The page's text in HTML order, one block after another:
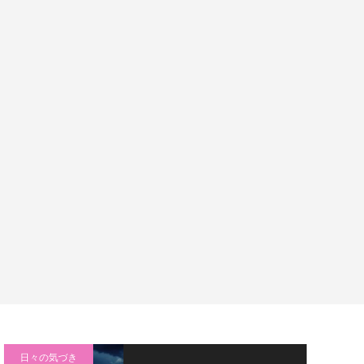
日々の気づき